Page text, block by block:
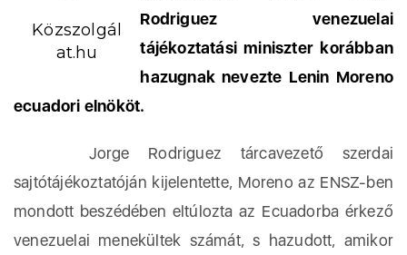
Közszolgál
at.hu
Rodriguez venezuelai
tájékoztatási miniszter korábban
hazugnak nevezte Lenin Moreno
ecuadori elnököt.
Jorge Rodriguez tárcavezető szerdai
sajtótájékoztatóján kijelentette, Moreno az ENSZ-ben
mondott beszédében eltúlozta az Ecuadorba érkező
venezuelai menekültek számát, s hazudott, amikor